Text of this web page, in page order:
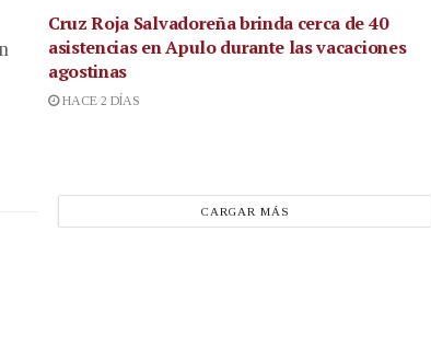
Cruz Roja Salvadoreña brinda cerca de 40
asistencias en Apulo durante las vacaciones
agostinas
HACE 2 DÍAS
CARGAR MÁS